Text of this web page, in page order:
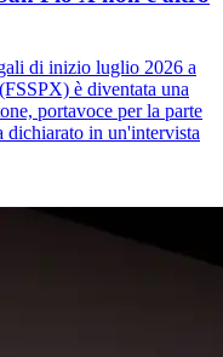
di inizio luglio 2026 a
è diventata una
portavoce per la parte
dichiarato in un'intervista